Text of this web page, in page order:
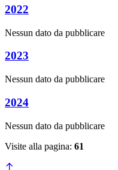
2022
Nessun dato da pubblicare
2023
Nessun dato da pubblicare
2024
Nessun dato da pubblicare
Visite alla pagina: 61